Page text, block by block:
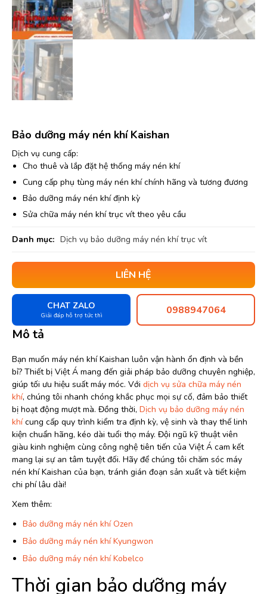
Bảo dưỡng máy nén khí Kaishan
Dịch vụ cung cấp:
Cho thuê và lắp đặt hệ thống máy nén khí
Cung cấp phụ tùng máy nén khí chính hãng và tương đương
Bảo dưỡng máy nén khí định kỳ
Sửa chữa máy nén khí trục vít theo yêu cầu
Danh mục: Dịch vụ bảo dưỡng máy nén khí trục vít
LIÊN HỆ
CHAT ZALO
Giải đáp hỗ trợ tức thì 0988947064
Mô tả
Bạn muốn máy nén khí Kaishan luôn vận hành ổn định và bền
bỉ? Thiết bị Việt Á mang đến giải pháp bảo dưỡng chuyên nghiệp,
giúp tối ưu hiệu suất máy móc. Với dịch vụ sửa chữa máy nén
khí, chúng tôi nhanh chóng khắc phục mọi sự cố, đảm bảo thiết
bị hoạt động mượt mà. Đồng thời, Dịch vụ bảo dưỡng máy nén
khícung cấp quy trình kiểm tra định kỳ, vệ sinh và thay thế linh
kiện chuẩn hãng, kéo dài tuổi thọ máy. Đội ngũ kỹ thuật viên
giàu kinh nghiệm cùng công nghệ tiên tiến của Việt Á cam kết
mang lại sự an tâm tuyệt đối. Hãy để chúng tôi chăm sóc máy
nén khí Kaishan của bạn, tránh gián đoạn sản xuất và tiết kiệm
chi phí lâu dài!
Xem thêm:
Bảo dưỡng máy nén khí Ozen
Bảo dưỡng máy nén khí Kyungwon
Bảo dưỡng máy nén khí Kobelco
Thời gian bảo dưỡng máy